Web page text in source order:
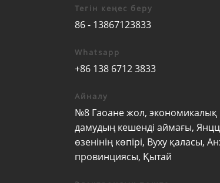
Тегін кеңес беру
86 - 13867123833
Whatsapp
+86 138 6712 3833
Айналу
№8 Гаоане жол, экономикалық
дамудың кешенді аймағы, Янцц
өзенінің көпірі, Вуху қаласы,
провинциясы, Қытай